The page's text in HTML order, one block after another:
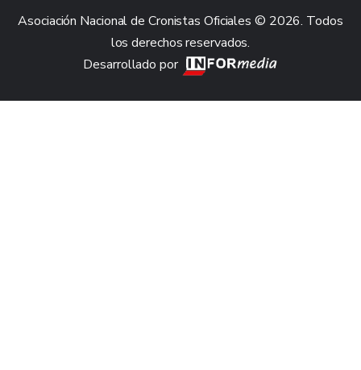
Asociación Nacional de Cronistas Oficiales © 2026. Todos
los derechos reservados.
Desarrollado por